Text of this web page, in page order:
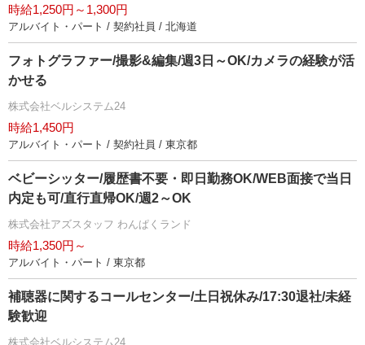
時給1,250円～1,300円
アルバイト・パート / 契約社員 / 北海道
フォトグラファー/撮影&編集/週3日～OK/カメラの経験が活
かせる
株式会社ベルシステム24
時給1,450円
アルバイト・パート / 契約社員 / 東京都
ベビーシッター/履歴書不要・即日勤務OK/WEB面接で当日
内定も可/直行直帰OK/週2～OK
株式会社アズスタッフ わんぱくランド
時給1,350円～
アルバイト・パート / 東京都
補聴器に関するコールセンター/土日祝休み/17:30退社/未経
験歓迎
株式会社ベルシステム24